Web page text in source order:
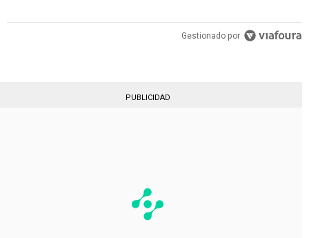
Gestionado por
PUBLICIDAD